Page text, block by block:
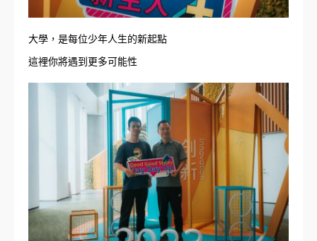
大學，是每位少年人生的新起點
這裡你將遇到更多可能性